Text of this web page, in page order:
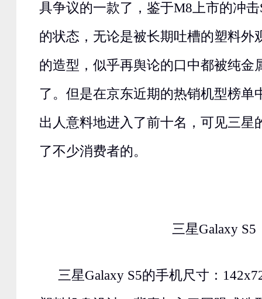
具争议的一款了，鉴于M8上市的冲
的状态，无论是被长期吐槽的塑料外
的造型，似乎再舆论的口中都被纯金
了。但是在京东近期的热销机型榜单
出人意料地进入了前十名，可见三星
了不少消费者的。
三星Galaxy S5
三星Galaxy S5的手机尺寸：